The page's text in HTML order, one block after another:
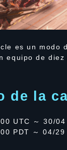
es un modo
equipo de
de la
UTC ～ 30/
PDT ～ 04/